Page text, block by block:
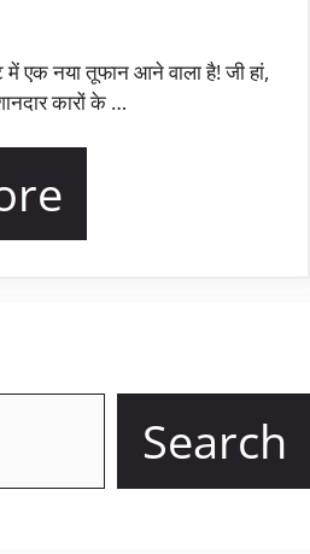
में एक नया तूफान आने वाला है! जी हां,
कारों के …
Search